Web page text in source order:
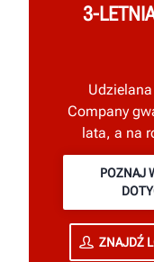
3-
Company
lata, a na
POZNAJ
ZNAJDŹ